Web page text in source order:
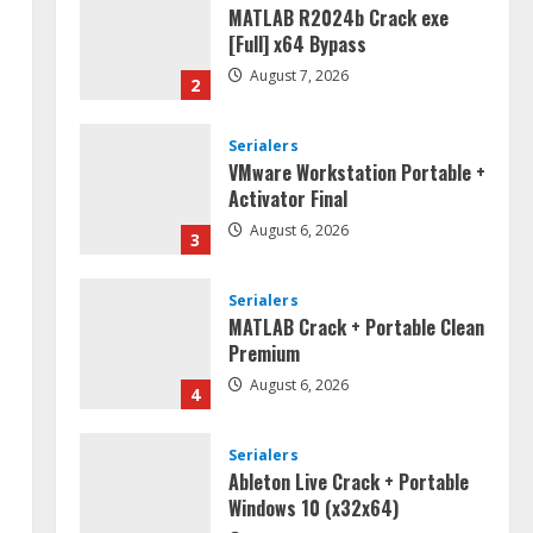
2
MATLAB R2024b Crack exe
[Full] x64 Bypass
August 7, 2026
3
Serialers
VMware Workstation Portable +
Activator Final
August 6, 2026
4
Serialers
MATLAB Crack + Portable Clean
Premium
August 6, 2026
Serialers
Ableton Live Crack + Portable
Windows 10 (x32x64)